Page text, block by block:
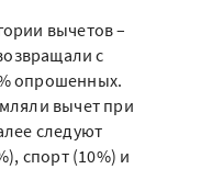
вычетов –
с
опрошенных.
вычет при
следуют
спорт (10%) и